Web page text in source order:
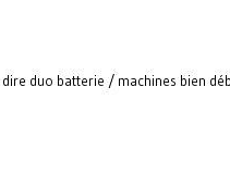
duo batterie / machines bien